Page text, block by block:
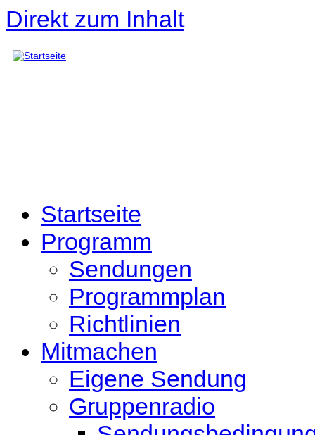
Direkt zum Inhalt
Startseite
Programm
Sendungen
Programmplan
Richtlinien
Mitmachen
Eigene Sendung
Gruppenradio